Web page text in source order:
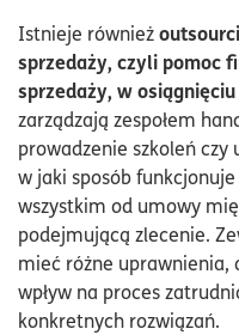
Istnieje również
sprzedaży, czyli pomoc
sprzedaży, w
zarządzają zespołem
prowadzenie szkoleń czy
w jaki sposób
wszystkim od umowy
podejmującą zlecenie.
mieć różne uprawnienia,
wpływ na proces
konkretnych rozwiązań.